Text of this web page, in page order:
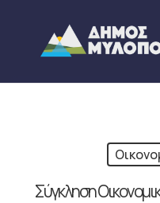
content
Σύγκληση